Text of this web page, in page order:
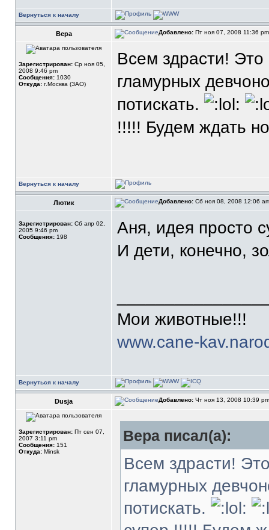
Вернуться к началу
Вера Добавлено: Пт ноя 07, 2008 11:36
Зарегистрирован: Ср ноя 05,
2008 9:46 pm
Сообщения: 1030
Откуда: г.Москва (ЗАО)
Всем здрасти!
гламурных
потискать.
!!!!! Будем ждать
Вернуться к началу
Лютик Добавлено: Сб ноя 08, 2008 12:06
Зарегистрирован: Сб апр 02,
2005 9:46 pm
Сообщения: 198
Аня, идея просто
И дети, конечно,
Мои животные!!!
www.cane-
Вернуться к началу
Dusja Добавлено: Чт ноя 13, 2008 10:39
Зарегистрирован: Пт сен 07,
2007 3:11 pm
Сообщения: 151
Откуда: Minsk
Вера писал(а):
Всем здрасти!
гламурных
потискать.